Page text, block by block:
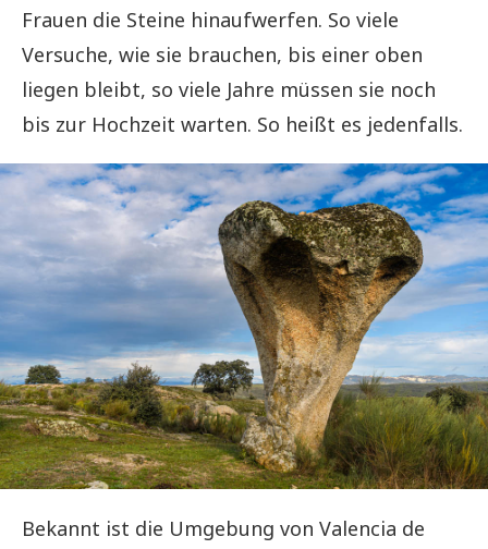
Frauen die Steine hinaufwerfen. So viele
Versuche, wie sie brauchen, bis einer oben
liegen bleibt, so viele Jahre müssen sie noch
bis zur Hochzeit warten. So heißt es jedenfalls.
Bekannt ist die Umgebung von Valencia de